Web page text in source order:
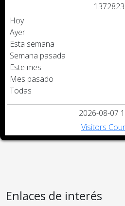
1 372823
Hoy
Ayer
Esta semana
Semana pasada
Este mes
Mes pasado
Todas
2026-08-07
Visitors
Enlaces de interés